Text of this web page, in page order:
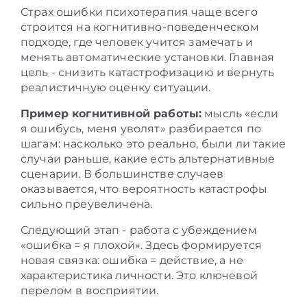
Страх ошибки психотерапия чаще всего
строится на когнитивно-поведенческом
подходе, где человек учится замечать и
менять автоматические установки. Главная
цель - снизить катастрофизацию и вернуть
реалистичную оценку ситуации.
Пример когнитивной работы: мысль «если
я ошибусь, меня уволят» разбирается по
шагам: насколько это реально, были ли такие
случаи раньше, какие есть альтернативные
сценарии. В большинстве случаев
оказывается, что вероятность катастрофы
сильно преувеличена.
Следующий этап - работа с убеждением
«ошибка = я плохой». Здесь формируется
новая связка: ошибка = действие, а не
характеристика личности. Это ключевой
перелом в восприятии.